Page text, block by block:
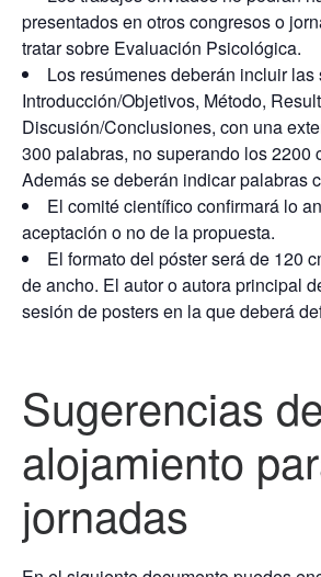
presentados en otros congresos o
tratar sobre Evaluación Psicológica.
Los resúmenes deberán incluir las
Introducción/Objetivos, Método,
Discusión/Conclusiones, con una
300 palabras, no superando los 2200
Además se deberán indicar palabras
El comité científico confirmará lo
aceptación o no de la propuesta.
El formato del póster será de 120
de ancho. El autor o autora principal
sesión de posters en la que deberá
Sugerencias
alojamiento
jornadas